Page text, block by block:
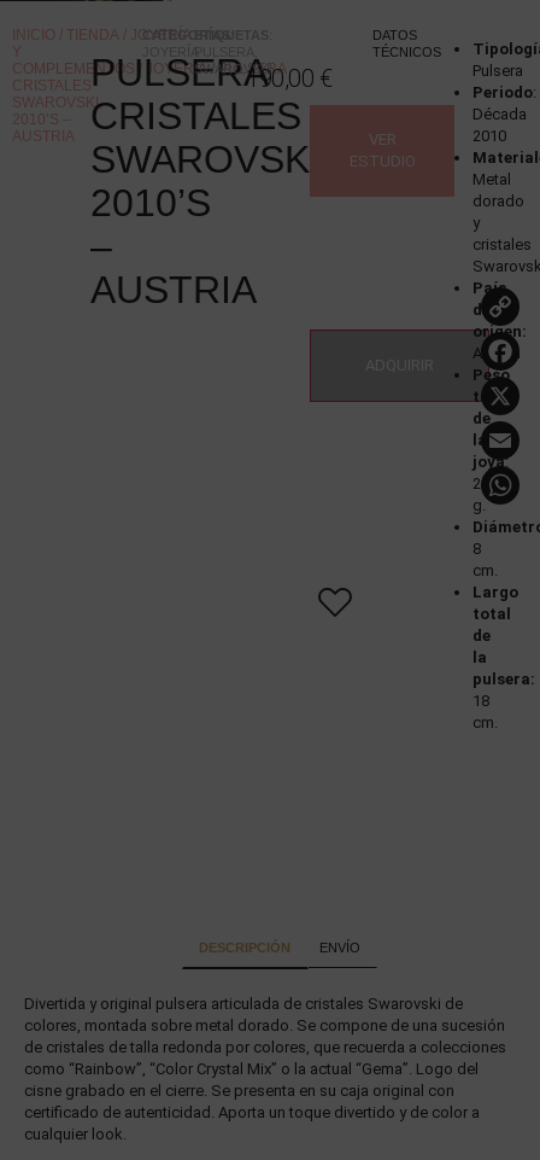
INICIO / TIENDA / JOYERÍA
Y
COMPLEMENTOS / JOYERÍA/ PULSERA
CRISTALES
SWAROVSKI,
2010’S –
AUSTRIA
PULSERA
CRISTALES
SWAROVSKI,
2010’S
–
AUSTRIA
CATEGORÍAS
SWAROVSKI190,00 €
VER
ESTUDIO
DATOS
TÉCNICOS
Pulsera
Periodo:
Década
2010
Metal
dorado
y
cristales
País
de
origen:
Austria
Peso
total
de
la
joya:
29
g.
8
cm.
Largo
total
de
la
pulsera:
18
cm.
DESCRIPCIÓN ENVÍO
Divertida y original pulsera articulada de cristales Swarovski de
colores, montada sobre metal dorado. Se compone de una sucesión
de cristales de talla redonda por colores, que recuerda a colecciones
como “Rainbow”, “Color Crystal Mix” o la actual “Gema”. Logo del
cisne grabado en el cierre. Se presenta en su caja original con
certificado de autenticidad. Aporta un toque divertido y de color a
cualquier look.